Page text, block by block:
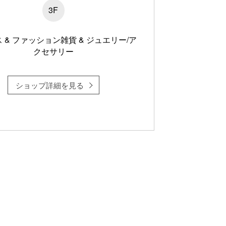
3F
& ファッション雑貨 & ジュエリー/ア
クセサリー
ショップ詳細を見る